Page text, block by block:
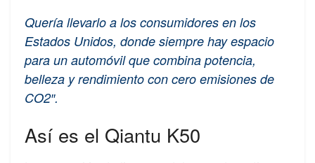
Quería llevarlo a los consumidores en los
Estados Unidos, donde siempre hay espacio
para un automóvil que combina potencia,
belleza y rendimiento con cero emisiones de
CO2″.
Así es el Qiantu K50